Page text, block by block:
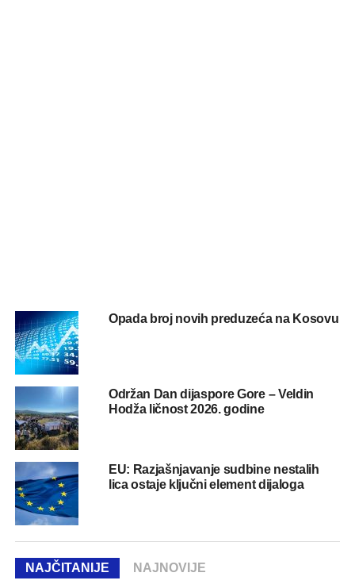
Opada broj novih preduzeća na Kosovu
Održan Dan dijaspore Gore – Veldin
Hodža ličnost 2026. godine
EU: Razjašnjavanje sudbine nestalih
lica ostaje ključni element dijaloga
NAJČITANIJE NAJNOVIJE